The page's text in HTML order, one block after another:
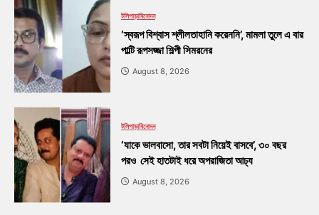
টলিপাড়াবিনোদন
‘স্বরূপ বিশ্বাস শ্লীলতাহানি করেননি’, মামলা তুলে এ বার
পাল্টি রূপসজ্জা শিল্পী সিমরনের
August 8, 2026
টলিপাড়াবিনোদন
‘যাকে ভালবাসো, তার সবটা নিয়েই বাসবে’, ৩০ বছর
পরও সেই হাতটাই ধরে অপরাজিতা আঢ্য
August 8, 2026